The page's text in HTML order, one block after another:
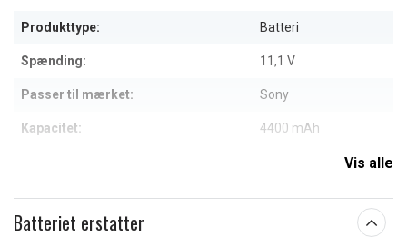
Produkttype: Batteri
Spænding: 11,1 V
Passer til mærket: Sony
Kapacitet: 4400 mAh
Vis alle
Batteriet erstatter